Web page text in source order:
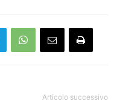
Articolo successivo